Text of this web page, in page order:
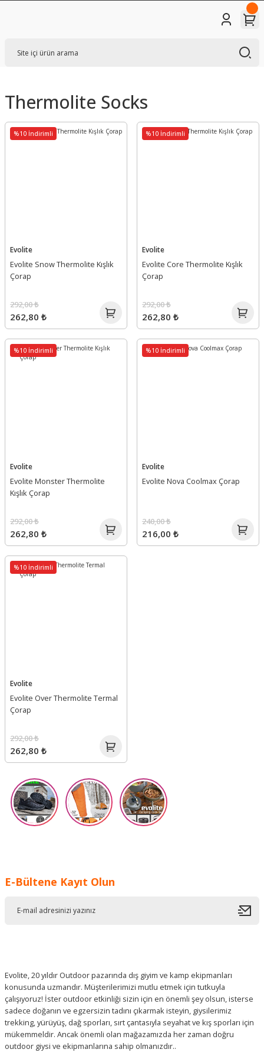
Thermolite Socks
%10 İndirimli
Evolite
Evolite Snow Thermolite Kışlık
Çorap
262,80 ₺
292,00 ₺
%10 İndirimli
Evolite
Evolite Core Thermolite Kışlık
Çorap
262,80 ₺
292,00 ₺
%10 İndirimli
Evolite
Evolite Monster Thermolite
Kışlık Çorap
262,80 ₺
292,00 ₺
%10 İndirimli
Evolite
Evolite Nova Coolmax Çorap
216,00 ₺
240,00 ₺
%10 İndirimli
Evolite
Evolite Over Thermolite Termal
Çorap
262,80 ₺
292,00 ₺
E-Bültene Kayıt Olun
Evolite, 20 yıldır Outdoor pazarında dış giyim ve kamp ekipmanları
konusunda uzmandır. Müşterilerimizi mutlu etmek için tutkuyla
çalışıyoruz! İster outdoor etkinliği sizin için en önemli şey olsun, isterse
sadece doğanın ve egzersizin tadını çıkarmak isteyin, giysilerimiz
trekking, yürüyüş, dağ sporları, sırt çantasıyla seyahat ve kış sporları için
mükemmeldir. Ancak önemli olan mağazamızda her zaman doğru
outdoor giysi ve ekipmanlarına sahip olmanızdır..